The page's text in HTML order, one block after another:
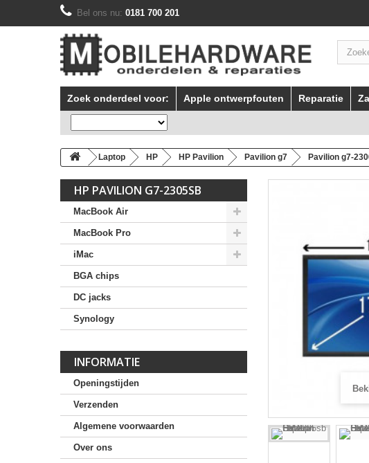
Bel ons nu: 0181 700 201
Zoek onderdeel voor: Apple ontwerpfouten Reparatie
Laptop HP HP Pavilion Pavilion g7 Pavilion g7-
HP PAVILION G7-2305SB
MacBook Air
MacBook Pro
iMac
BGA chips
DC jacks
Synology
INFORMATIE
Openingstijden
Verzenden
Algemene voorwaarden
Over ons